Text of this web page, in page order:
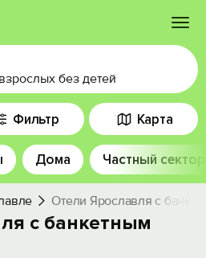
без детей
Фильтр Карта
Дома Частный сектор
Отели Ярославля с
с банкетным